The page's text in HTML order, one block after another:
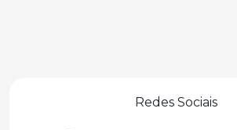
Redes Sociais